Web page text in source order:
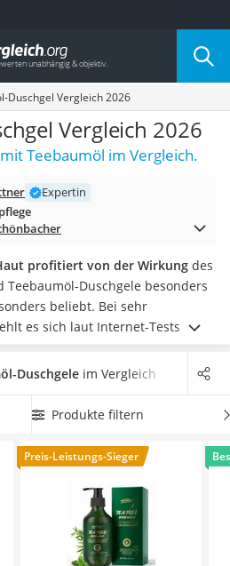
Kategorie
Duschgel Vergleich 2026
Vergleich 2026
Teebaumöl im Vergleich.
Expertin
profitiert von der Wirkung des
Teebaumöl-Duschgele besonders
beliebt. Bei sehr
es sich laut Internet-Tests zu
zu setzen, die nur diesen
Es gibt jedoch auchDuschgele mit
Teebaumöl-Duschgel-
Überzeugt hat uns hier im
ModellKräutermax Duschgel
Duschgele im Vergleich
Produkte filtern
Preis-Leistungs-Sieger